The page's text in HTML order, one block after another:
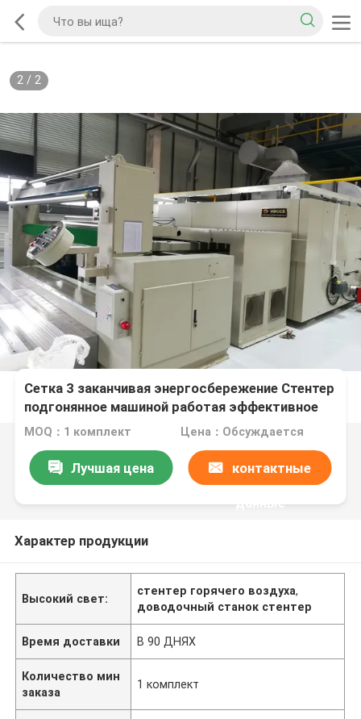
2/ 2
Сетка 3 заканчивая энергосбережение Стентер
подгонянное машиной работая эффективное
MOQ：1 комплект Цена：Обсуждается
Лучшая цена контактные
данные
Характер продукции
Высокий свет:
стентер горячего воздуха,
доводочный станок стентер
Время доставки В 90 ДНЯХ
Количество мин
заказа
1 комплект